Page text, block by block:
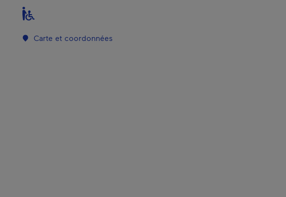
Carte et coordonnées